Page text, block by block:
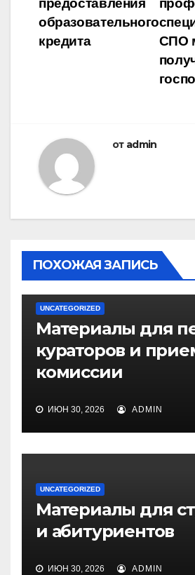
по
записям
СПО
предоставления
образовательного
кредита
от admin
ПОХОЖАЯ ЗАПИСЬ
UNCATEGORIZED
Материалы для
кураторов и
комиссии
ИЮН 30, 2026 ADMIN
UNCATEGORIZED
Материалы для
и абитуриентов
ИЮН 30, 2026 ADMIN